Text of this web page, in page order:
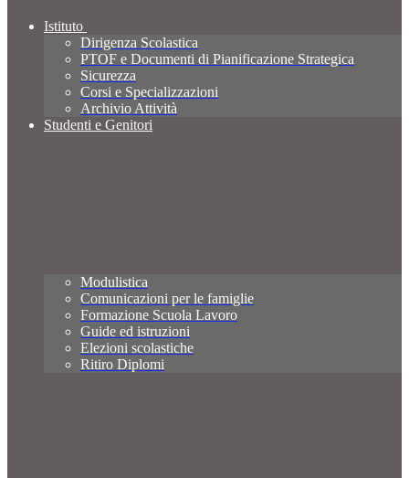
Istituto
Dirigenza Scolastica
PTOF e Documenti di Pianificazione Strategica
Sicurezza
Corsi e Specializzazioni
Archivio Attività
Studenti e Genitori
Modulistica
Comunicazioni per le famiglie
Formazione Scuola Lavoro
Guide ed istruzioni
Elezioni scolastiche
Ritiro Diplomi